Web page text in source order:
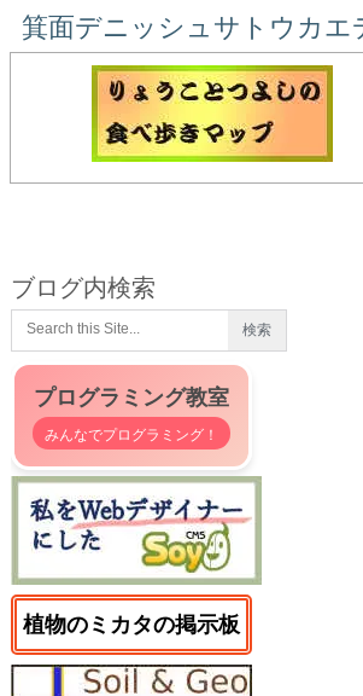
箕面デニッシュサトウカエ
ブログ内検索
プログラミング教室
みんなでプログラミング！
植物のミカタの掲示板